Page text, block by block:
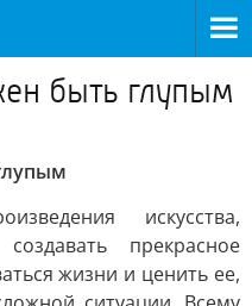
быть глупым
искусства,
прекрасное
жизни и ценить ее,